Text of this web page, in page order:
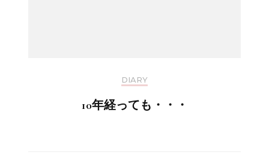
DIARY
10年経っても・・・